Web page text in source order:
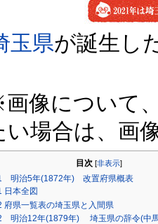
玉県が誕生し
像について
い場合は、画
目次 [非表示]
明治5年(1872年) 改置府県概表
日本全図
府県一覧表の埼玉県と入間県
明治12年(1879年) 埼玉県の辞令(中